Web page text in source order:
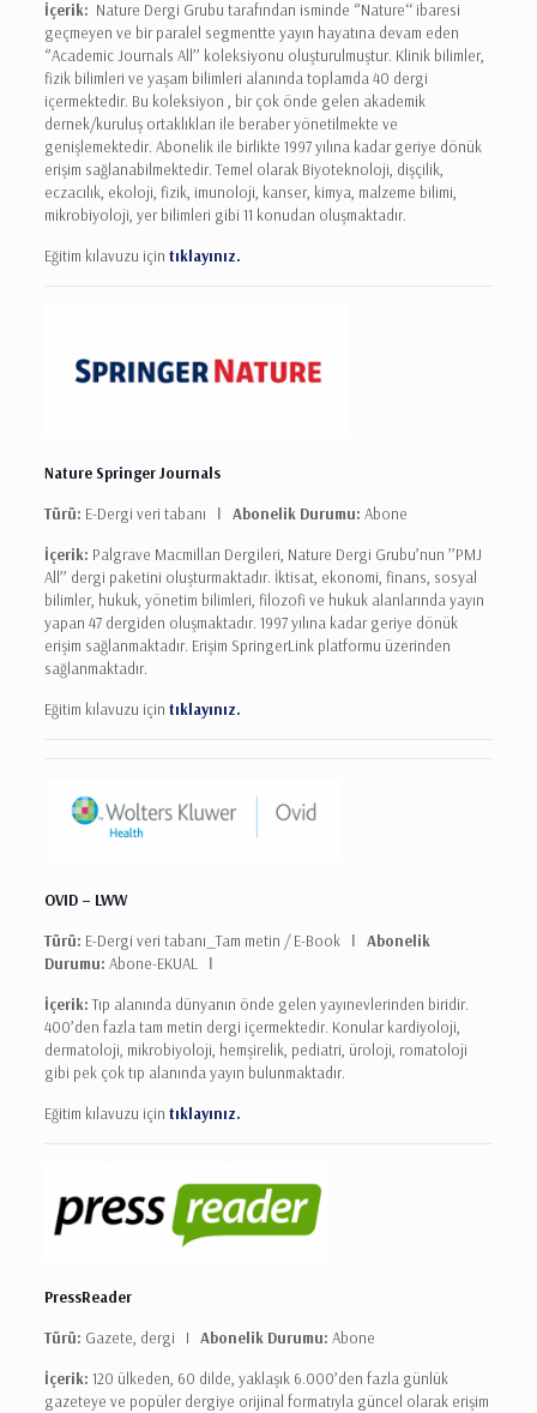
İçerik: Nature Dergi Grubu tarafından isminde ‘’Nature‘‘ ibaresi
geçmeyen ve bir paralel segmentte yayın hayatına devam eden
‘’Academic Journals All’’ koleksiyonu oluşturulmuştur. Klinik bilimler,
fizik bilimleri ve yaşam bilimleri alanında toplamda 40 dergi
içermektedir. Bu koleksiyon , bir çok önde gelen akademik
dernek/kuruluş ortaklıkları ile beraber yönetilmekte ve
genişlemektedir. Abonelik ile birlikte 1997 yılına kadar geriye dönük
erişim sağlanabilmektedir. Temel olarak Biyoteknoloji, dişçilik,
eczacılık, ekoloji, fizik, imunoloji, kanser, kimya, malzeme bilimi,
mikrobiyoloji, yer bilimleri gibi 11 konudan oluşmaktadır.
Eğitim kılavuzu için tıklayınız.
Nature Springer Journals
Türü: E-Dergi veri tabanı Ι Abonelik Durumu: Abone
İçerik: Palgrave Macmillan Dergileri, Nature Dergi Grubu’nun ’’PMJ
All’’ dergi paketini oluşturmaktadır. İktisat, ekonomi, finans, sosyal
bilimler, hukuk, yönetim bilimleri, filozofi ve hukuk alanlarında yayın
yapan 47 dergiden oluşmaktadır. 1997 yılına kadar geriye dönük
erişim sağlanmaktadır. Erişim SpringerLink platformu üzerinden
sağlanmaktadır.
Eğitim kılavuzu için tıklayınız.
OVID – LWW
Türü: E-Dergi veri tabanı_Tam metin / E-Book Ι Abonelik
Durumu: Abone-EKUAL Ι
İçerik:Tıp alanında dünyanın önde gelen yayınevlerinden biridir.
400’den fazla tam metin dergi içermektedir. Konular kardiyoloji,
dermatoloji, mikrobiyoloji, hemşirelik, pediatri, üroloji, romatoloji
gibi pek çok tıp alanında yayın bulunmaktadır.
Eğitim kılavuzu için tıklayınız.
PressReader
Türü: Gazete, dergi I Abonelik Durumu: Abone
İçerik: 120 ülkeden, 60 dilde, yaklaşık 6.000’den fazla günlük
gazeteye ve popüler dergiye orijinal formatıyla güncel olarak erişim